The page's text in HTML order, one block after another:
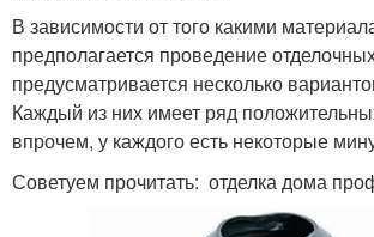
В зависимости от того какими
предполагается проведение
предусматривается несколько
Каждый из них имеет ряд
впрочем, у каждого есть некоторые
Советуем прочитать: отделка дома